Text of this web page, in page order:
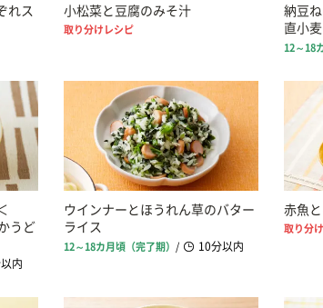
れス
小松菜と豆腐のみそ汁
取り分けレシピ
納豆
直小
12～18
うど
内
ウインナーとほうれん草のバター
ライス
12～18カ月頃（完了期） / 10分以内
赤魚
取り分